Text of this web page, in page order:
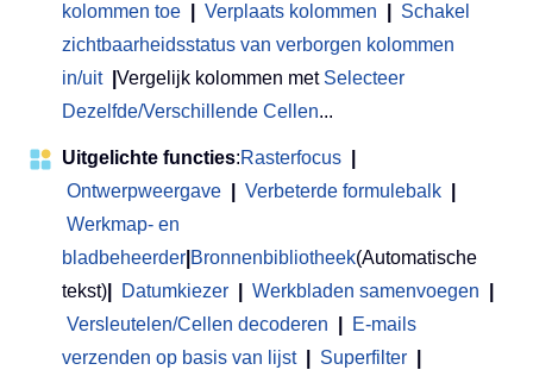
kolommen toe
Verplaats kolommen
Schakel
zichtbaarheidsstatus van verborgen kolommen
in/uit
Vergelijk kolommen met Selecteer
Dezelfde/Verschillende Cellen...
Uitgelichte functies:Rasterfocus
Ontwerpweergave
Verbeterde formulebalk
Werkmap- en
bladbeheerder Bronnenbibliotheek(Automatische
tekst)
Datumkiezer Werkbladen samenvoegen
Versleutelen/Cellen decoderen
E-mails
verzenden op basis van lijst
Superfilter